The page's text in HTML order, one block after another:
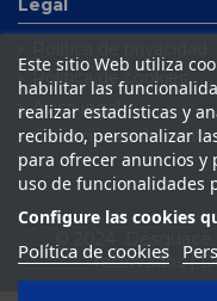
Legal
Política de cookies
Aviso legal
Condiciones de venta
Este sitio Web utiliza
habilitar las
realizar estadísticas y
recibido, personalizar
para ofrecer anuncios
uso de funcionalidades
Configure las cookies
Política de cookies
reservados |